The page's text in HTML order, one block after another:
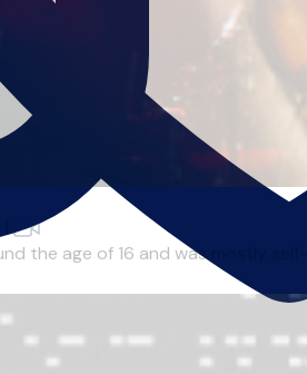
the age of 16 and was mostly